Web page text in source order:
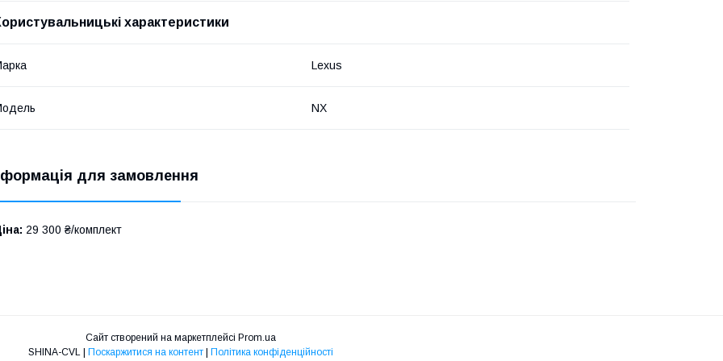
характеристики
Lexus
NX
для замовлення
29 300 ₴/комплект
Сайт створений на маркетплейсі Prom.ua
Поскаржитися на контент Політика конфіденційності